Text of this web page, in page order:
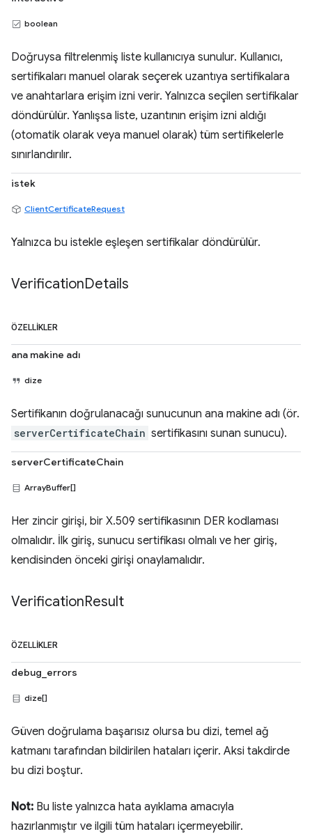
boolean
Doğruysa filtrelenmiş liste kullanıcıya sunulur. Kullanıcı,
sertifikaları manuel olarak seçerek uzantıya sertifikalara
ve anahtarlara erişim izni verir. Yalnızca seçilen sertifikalar
döndürülür. Yanlışsa liste, uzantının erişim izni aldığı
(otomatik olarak veya manuel olarak) tüm sertifikelerle
sınırlandırılır.
istek
ClientCertificateRequest
Yalnızca bu istekle eşleşen sertifikalar döndürülür.
VerificationDetails
ÖZELLIKLER
ana makine adı
dize
Sertifikanın doğrulanacağı sunucunun ana makine adı (ör.
serverCertificateChain sertifikasını sunan sunucu).
serverCertificateChain
ArrayBuffer[]
Her zincir girişi, bir X.509 sertifikasının DER kodlaması
olmalıdır. İlk giriş, sunucu sertifikası olmalı ve her giriş,
kendisinden önceki girişi onaylamalıdır.
VerificationResult
ÖZELLIKLER
debug_errors
dize[]
Güven doğrulama başarısız olursa bu dizi, temel ağ
katmanı tarafından bildirilen hataları içerir. Aksi takdirde
bu dizi boştur.
Not: Bu liste yalnızca hata ayıklama amacıyla
hazırlanmıştır ve ilgili tüm hataları içermeyebilir.